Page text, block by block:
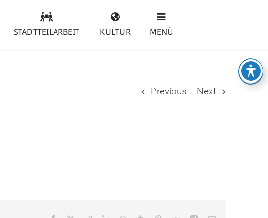
STADTTEILARBEIT KULTUR MENÜ
Previous Next